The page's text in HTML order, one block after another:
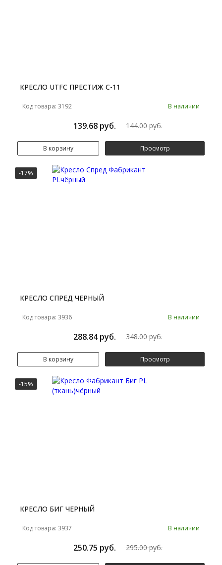
КРЕСЛО UTFC ПРЕСТИЖ С-11
Код товара: 3192 В наличии
139.68 руб. 144.00 руб.
В корзину Просмотр
-17%
КРЕСЛО СПРЕД ЧЕРНЫЙ
Код товара: 3936 В наличии
288.84 руб. 348.00 руб.
В корзину Просмотр
-15%
КРЕСЛО БИГ ЧЕРНЫЙ
Код товара: 3937 В наличии
250.75 руб. 295.00 руб.